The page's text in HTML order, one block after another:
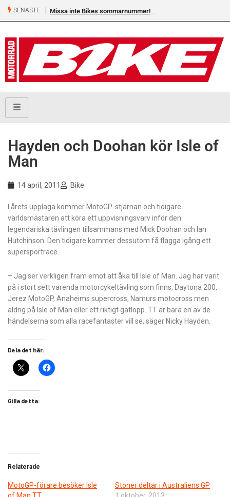
SENASTE Missa inte Bikes sommarnummer!
Hayden och Doohan kör Isle of
Man
14 april, 2011 Bike
I årets upplaga kommer MotoGP-stjärnan och tidigare
världsmästaren att köra ett uppvisningsvarv inför den
legendariska tävlingen tillsammans med Mick Doohan och Ian
Hutchinson. Den tidigare kommer dessutom få flagga igång ett
supersportrace.
– Jag ser verkligen fram emot att åka till Isle of Man. Jag har varit
på i stort sett varenda motorcykeltävling som finns, Daytona 200,
Jerez MotoGP, Anaheims supercross, Namurs motocross men
aldrig på Isle of Man eller ett riktigt gatlopp. TT är bara en av de
händelserna som alla racefantaster vill se, säger Nicky Hayden.
Dela det här:
Gilla detta:
Relaterade
MotoGP-förare besöker Isle
Stoner deltar i Australiens GP